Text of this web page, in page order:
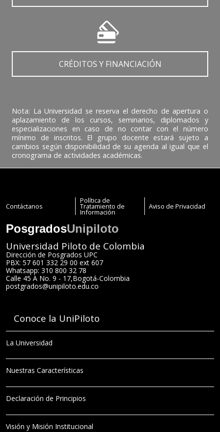
CRÉDITOS Y FINANCIACIÓN
Nota: La Universidad se reserva el derecho de apertura o
aplazamiento de los cursos, seminarios, diplomados y
especializaciones en caso de no contar con el número
mínimo de inscritos. El grupo docente estará sujeto a
cambios según disponibilidad de su agenda al igual que el
cronograma de actividades académicas.
Contáctanos
Política de
Tratamiento de
Información
Aviso de Privacidad
PosgradosUnipiloto
Universidad Piloto de Colombia
Dirección de Posgrados UPC
PBX: 57 601 332 29 00 ext 607
Whatsapp: 310 800 32 78
Calle 45 A No. 9 - 17,Bogotá-Colombia
postgrados@unipiloto.edu.co
Conoce la UniPiloto
La Universidad
Nuestras Características
Declaración de Principios
Visión y Misión Institucional